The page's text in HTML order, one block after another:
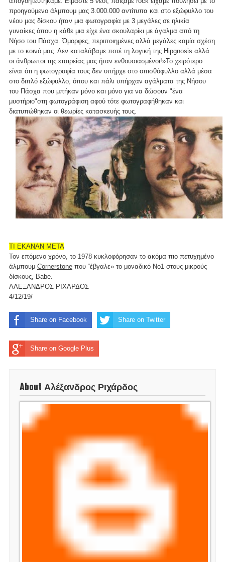
προηγούμενο άλμπουμ μας 3.000.000 αντίτυπα και στο εξώφυλλο του
νέου μας δίσκου ήταν μια φωτογραφία με 3 μεγάλες σε ηλικία
γυναίκες όπου η κάθε μια είχε ένα σκουλαρίκι με άγαλμα από τη
Νήσο του Πάσχα. Όμορφες, περιποιημένες αλλά μεγάλες καμία σχέση
με το κοινό μας. Δεν καταλάβαμε ποτέ τη λογική της Hipgnosis αλλά
οι άνθρωποι της εταιρείας μας ήταν ενθουσιασμένοι!»Το χειρότερο
είναι ότι η φωτογραφία τους δεν υπήρχε στο οπισθόφυλλο αλλά μέσα
στο διπλό εξώφυλλο, όπου και πάλι υπήρχαν αγάλματα της Νήσου
του Πάσχα που μπήκαν μόνο και μόνο για να δώσουν "ένα
μυστήριο"στη φωτογράφιση αφού τότε φωτογραφήθηκαν και
διατυπώθηκαν οι θεωρίες κατασκευής τους.
ΤΙ ΕΚΑΝΑΝ ΜΕΤΑ
Τον επόμενο χρόνο, το 1978 κυκλοφόρησαν το ακόμα πιο πετυχημένο
άλμπουμ Cornerstone που “έβγαλε» το μοναδικό Νο1 στους μικρούς
δίσκους, Babe.
ΑΛΕΞΑΝΔΡΟΣ ΡΙΧΑΡΔΟΣ
4/12/19/
Share on Facebook Share on Twitter
Share on Google Plus
About Αλέξανδρος Ριχάρδος